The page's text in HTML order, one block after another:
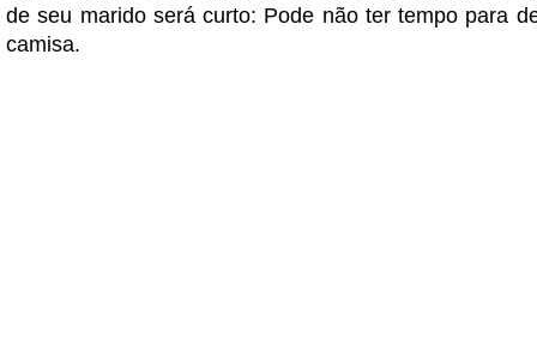
de seu marido será curto: Pode não ter tempo para
camisa.